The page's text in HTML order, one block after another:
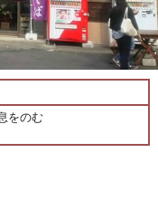
をのむ